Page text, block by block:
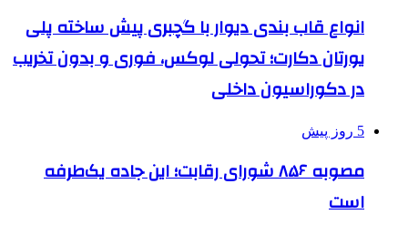
انواع قاب بندی دیوار با گچبری پیش ساخته پلی
یورتان دکارت؛ تحولی لوکس، فوری و بدون تخریب
در دکوراسیون داخلی
5 روز پیش
مصوبه ۸۵۶ شورای رقابت؛ این جاده یک‌طرفه
است